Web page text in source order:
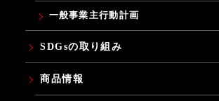
一般事業主行動計画
SDGsの取り組み
商品情報